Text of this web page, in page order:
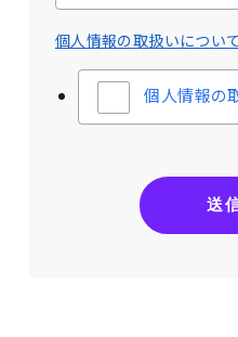
個人情報の取扱いについ
個人情報の